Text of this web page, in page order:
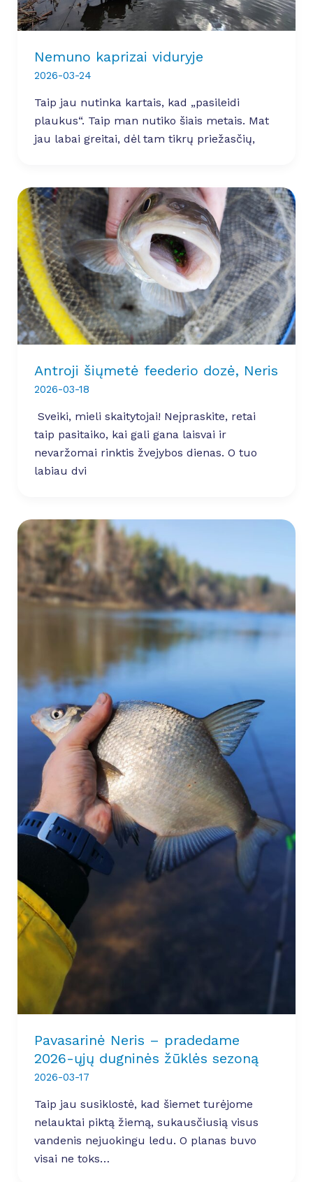
Nemuno kaprizai viduryje
2026-03-24
Taip jau nutinka kartais, kad „pasileidi
plaukus“. Taip man nutiko šiais metais. Mat
jau labai greitai, dėl tam tikrų priežasčių,
Antroji šiųmetė feederio dozė, Neris
2026-03-18
Sveiki, mieli skaitytojai! Neįpraskite, retai
taip pasitaiko, kai gali gana laisvai ir
nevaržomai rinktis žvejybos dienas. O tuo
labiau dvi
Pavasarinė Neris – pradedame
2026-ųjų dugninės žūklės sezoną
2026-03-17
Taip jau susiklostė, kad šiemet turėjome
nelauktai piktą žiemą, sukausčiusią visus
vandenis nejuokingu ledu. O planas buvo
visai ne toks…